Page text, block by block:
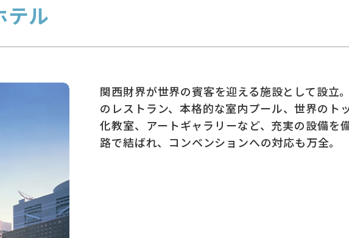
テル
関西財界が世界の賓客を迎える施設として設
のレストラン、本格的な室内プール、世界のト
化教室、アートギャラリーなど、充実の設備を
路で結ばれ、コンベンションへの対応も万全。